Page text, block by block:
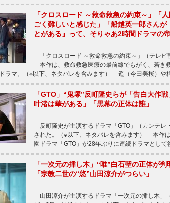
「クロスロード ～救命救急の約束～」「
ごく難しいと感じた」「船越英一郎さんが
とがある』って、そりゃあ2時間ドラマの帝
「クロスロード ～救命救急の約束～」（テレビ
本作は、救命救急医療の最前線でもがく、若き
ラマ。（※以下、ネタバレを含みます） 遥（今田美桜）や
「GTO」“鬼塚”反町隆史らが「告白大作
叶渚は華がある」「黒幕の正体は誰」
反町隆史が主演するドラマ「GTO」（カンテレ
された。（※以下、ネタバレを含みます） 本作
園ドラマ「GTO」が28年ぶりに連続ドラマとし
「一次元の挿し木」“唯”白石聖の正体が
「宗教二世の“悠”山田涼介がつらい」
山田涼介が主演するドラマ「一次元の挿し木」